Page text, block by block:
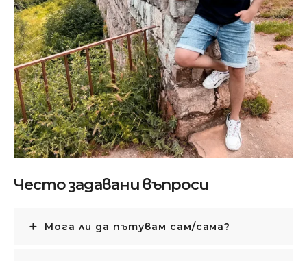
Атанас Кисимов
Често задавани въпроси
Мога ли да пътувам сам/сама?